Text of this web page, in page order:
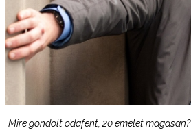
Mire gondolt odafent, 20 emelet magasan?